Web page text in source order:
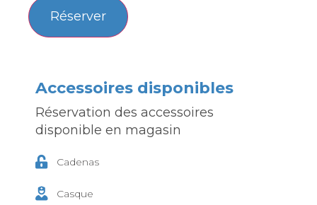
Réserver
Accessoires disponibles
Réservation des accessoires
disponible en magasin
Cadenas
Casque